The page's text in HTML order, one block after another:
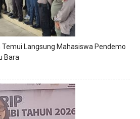
Temui Langsung Mahasiswa Pendemo
Bara